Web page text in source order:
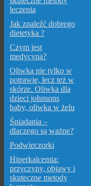
leczenia
Jak znaleźć dobrego
dietetyka ?
Czym jest
medycyna?
Oliwka nie tylko w
potrawie, lecz też w
skórze. Oliwka dla
dzieci johnsons
baby, oliwka w żelu
Śniadania –
dlaczego są ważne?
Podwieczorki
Hiperkalcemia:
przyczyny, objawy i
skuteczne metody